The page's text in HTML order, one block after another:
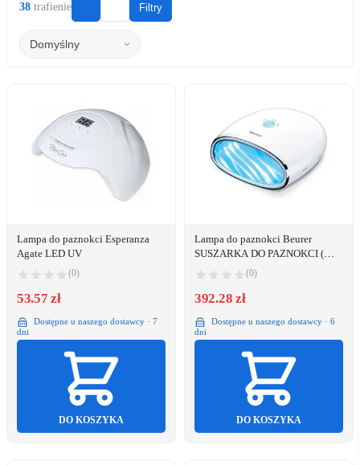
38 trafienie Filtry
Lampa do paznokci Esperanza
Agate LED UV
(0)
53.57 zł
Dostępne u naszego dostawcy · 7
dni
DO KOSZYKA
Lampa do paznokci Beurer
SUSZARKA DO PAZNOKCI (MP
(0)
392.28 zł
Dostępne u naszego dostawcy · 6
dni
DO KOSZYKA